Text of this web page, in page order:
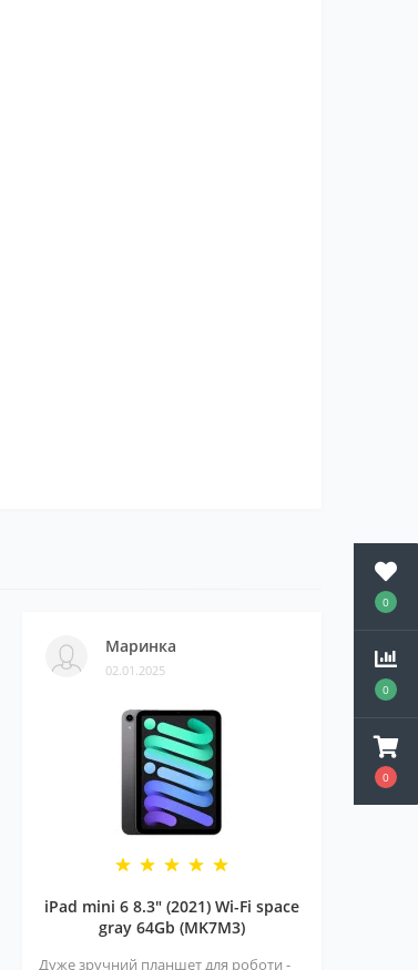
0
0
0
Маринка
02.01.2025
iPad mini 6 8.3" (2021) Wi-Fi space
gray 64Gb (MK7M3)
Дуже зручний планшет для роботи -